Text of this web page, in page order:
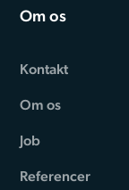
Om os
Kontakt
Om os
Job
Referencer